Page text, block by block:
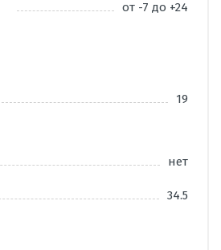
от -7 до +24
19
нет
34.5